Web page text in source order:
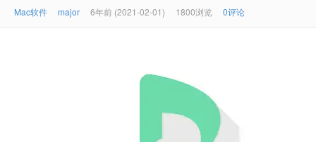
Mac软件 major 6年前 (2021-02-01) 1800浏览 0评论